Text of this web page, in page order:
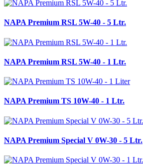
NAPA Premium RSL 5W-40 - 5 Ltr.
NAPA Premium RSL 5W-40 - 1 Ltr.
NAPA Premium TS 10W-40 - 1 Ltr.
NAPA Premium Special V 0W-30 - 5 Ltr.